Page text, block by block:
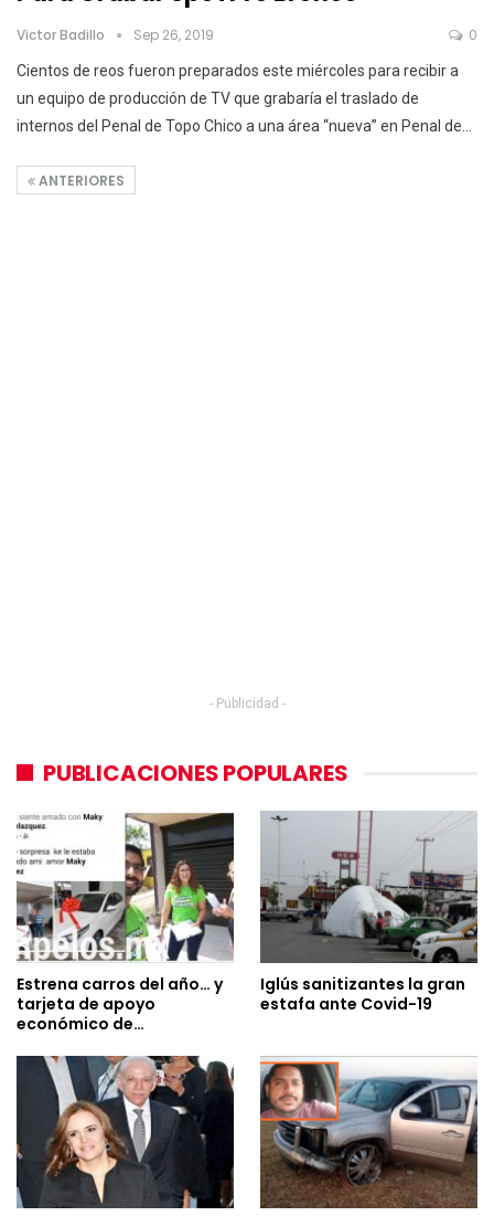
Victor Badillo Sep 26, 2019 0
Cientos de reos fueron preparados este miércoles para recibir a
un equipo de producción de TV que grabaría el traslado de
internos del Penal de Topo Chico a una área “nueva” en Penal de
ANTERIORES
- Publicidad -
PUBLICACIONES POPULARES
Estrena carros del año… y
tarjeta de apoyo
económico de…
Iglús sanitizantes la gran
estafa ante Covid-19